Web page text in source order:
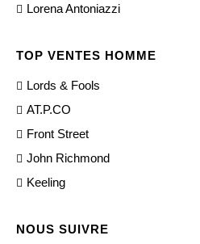
Lorena Antoniazzi
TOP VENTES HOMME
Lords & Fools
AT.P.CO
Front Street
John Richmond
Keeling
NOUS SUIVRE